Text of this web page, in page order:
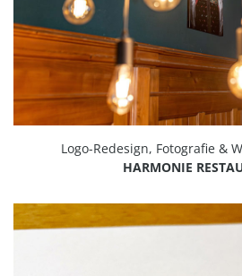
Logo-Redesign, Fotografie &
HARMONIE